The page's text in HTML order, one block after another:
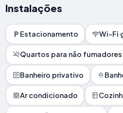
Instalações
Estacionamento Wi-Fi
Quartos para não fumadores
Banheiro privativo
Ar condicionado